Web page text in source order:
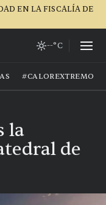
EN LA FISCALÍA DE
--°C
#CALOREXTREMO
la
de